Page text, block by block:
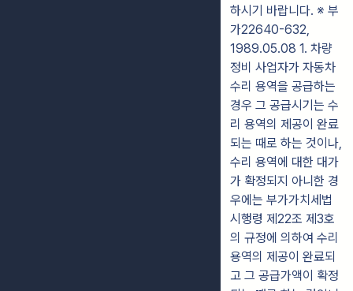
하시기 바랍니다. ※ 부
가22640-632,
1989.05.08 1. 차량
정비 사업자가 자동차
수리 용역을 공급하는
경우 그 공급시기는 수
리 용역의 제공이 완료
되는 때로 하는 것이나,
수리 용역에 대한 대가
가 확정되지 아니한 경
우에는 부가가치세법
시행령 제22조 제3호
의 규정에 의하여 수리
용역의 제공이 완료되
고 그 공급가액이 확정